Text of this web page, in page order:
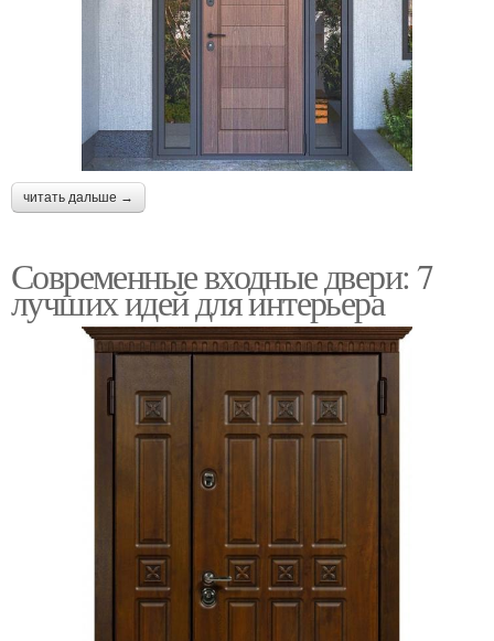
читать дальше →
Современные входные двери: 7
лучших идей для интерьера